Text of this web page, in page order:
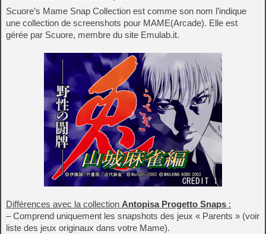
Scuore’s Mame Snap Collection est comme son nom l’indique
une collection de screenshots pour MAME(Arcade). Elle est
gérée par Scuore, membre du site Emulab.it.
Différences avec la collection Antopisa Progetto Snaps :
– Comprend uniquement les snapshots des jeux « Parents » (voir
liste des jeux originaux dans votre Mame).